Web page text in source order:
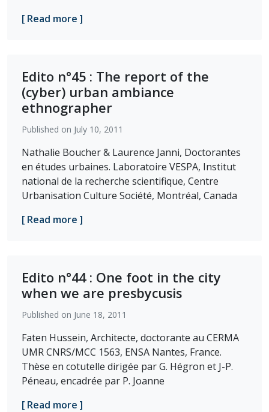
[ Read more ]
Edito n°45 : The report of the
(cyber) urban ambiance
ethnographer
Published on July 10, 2011
Nathalie Boucher & Laurence Janni, Doctorantes
en études urbaines. Laboratoire VESPA, Institut
national de la recherche scientifique, Centre
Urbanisation Culture Société, Montréal, Canada
[ Read more ]
Edito n°44 : One foot in the city
when we are presbycusis
Published on June 18, 2011
Faten Hussein, Architecte, doctorante au CERMA
UMR CNRS/MCC 1563, ENSA Nantes, France.
Thèse en cotutelle dirigée par G. Hégron et J-P.
Péneau, encadrée par P. Joanne
[ Read more ]